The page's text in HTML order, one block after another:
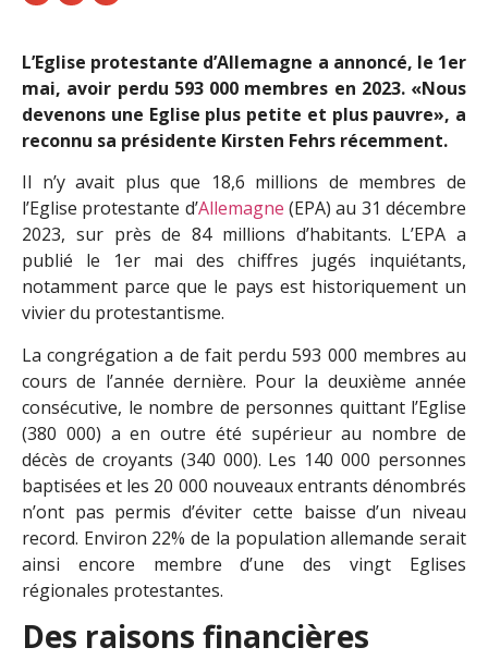
L’Eglise protestante d’Allemagne a annoncé, le 1er
mai, avoir perdu 593 000 membres en 2023. «Nous
devenons une Eglise plus petite et plus pauvre», a
reconnu sa présidente Kirsten Fehrs récemment.
Il n’y avait plus que 18,6 millions de membres de
l’Eglise protestante d’Allemagne (EPA) au 31 décembre
2023, sur près de 84 millions d’habitants. L’EPA a
publié le 1er mai des chiffres jugés inquiétants,
notamment parce que le pays est historiquement un
vivier du protestantisme.
La congrégation a de fait perdu 593 000 membres au
cours de l’année dernière. Pour la deuxième année
consécutive, le nombre de personnes quittant l’Eglise
(380 000) a en outre été supérieur au nombre de
décès de croyants (340 000). Les 140 000 personnes
baptisées et les 20 000 nouveaux entrants dénombrés
n’ont pas permis d’éviter cette baisse d’un niveau
record. Environ 22% de la population allemande serait
ainsi encore membre d’une des vingt Eglises
régionales protestantes.
Des raisons financières